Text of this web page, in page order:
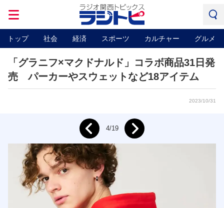
トップ 社会 経済 スポーツ カルチャー グルメ
「グラニフ×マクドナルド」コラボ商品31日発
売 パーカーやスウェットなど18アイテム
2023/10/31
4/19